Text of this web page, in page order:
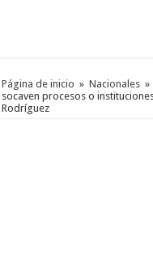
Página de inicio » Nacionales »
socaven procesos o
Rodríguez